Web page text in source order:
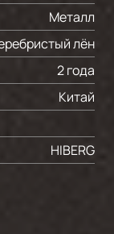
Металл
лён
2 года
Китай
HIBERG